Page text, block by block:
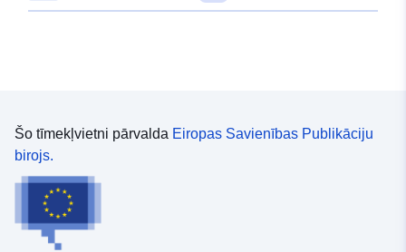
Šo tīmekļvietni pārvalda Eiropas Savienības Publikāciju
birojs.